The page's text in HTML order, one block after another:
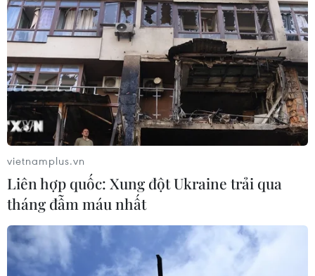
hoạt động kinh tế trên toàn cầu, khiến kinh tế thế giới
lâm vào tình trạng suy thoái tồi tệ nhất kể
vietnamplus.vn
Liên hợp quốc: Xung đột Ukraine trải qua
tháng đẫm máu nhất